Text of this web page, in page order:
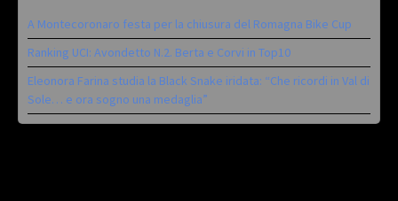
A Montecoronaro festa per la chiusura del Romagna Bike Cup
Ranking UCI: Avondetto N.2. Berta e Corvi in Top10
Eleonora Farina studia la Black Snake iridata: “Che ricordi in Val di
Sole… e ora sogno una medaglia”